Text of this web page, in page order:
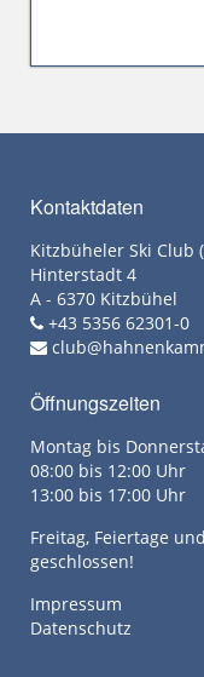
Kontaktdaten
Kitzbüheler Ski Club
Hinterstadt 4
A - 6370 Kitzbühel
+43 5356 62301-0
Öffnungszeiten
Montag bis
08:00 bis 12:00 Uhr
13:00 bis 17:00 Uhr
Freitag, Feiertage
geschlossen!
Impressum
Datenschutz